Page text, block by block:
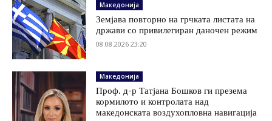
Македонија
Земјава повторно на грчката листата на
држави со привилегиран даночен режим
08.08.2026 23:20
Македонија
Проф. д-р Татјана Бошков ги презема
кормилото и контролата над
македонската воздухопловна навигација